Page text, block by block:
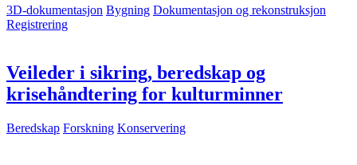
3D-dokumentasjon Bygning Dokumentasjon og rekonstruksjon
Registrering
Veileder i sikring, beredskap og
krisehåndtering for kulturminner
Beredskap Forskning Konservering